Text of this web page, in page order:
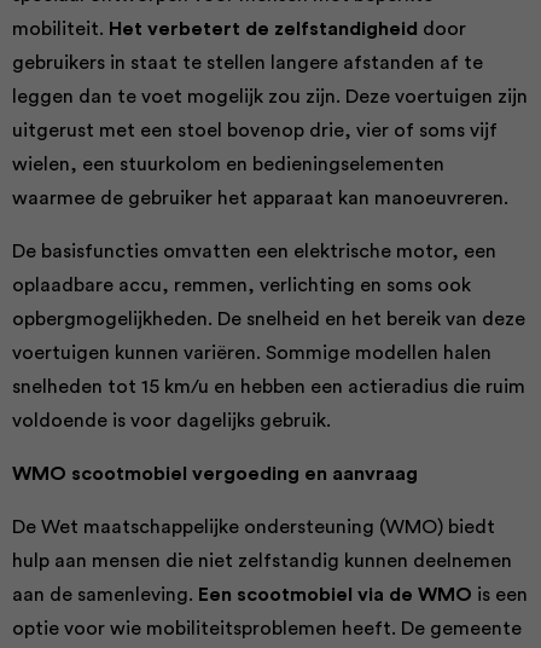
mobiliteit. Het verbetert de zelfstandigheid door
gebruikers in staat te stellen langere afstanden af te
leggen dan te voet mogelijk zou zijn. Deze voertuigen zijn
uitgerust met een stoel bovenop drie, vier of soms vijf
wielen, een stuurkolom en bedieningselementen
waarmee de gebruiker het apparaat kan manoeuvreren.
De basisfuncties omvatten een elektrische motor, een
oplaadbare accu, remmen, verlichting en soms ook
opbergmogelijkheden. De snelheid en het bereik van deze
voertuigen kunnen variëren. Sommige modellen halen
snelheden tot 15 km/u en hebben een actieradius die ruim
voldoende is voor dagelijks gebruik.
WMO scootmobiel vergoeding en aanvraag
De Wet maatschappelijke ondersteuning (WMO) biedt
hulp aan mensen die niet zelfstandig kunnen deelnemen
aan de samenleving. Een scootmobiel via de WMO is een
optie voor wie mobiliteitsproblemen heeft. De gemeente